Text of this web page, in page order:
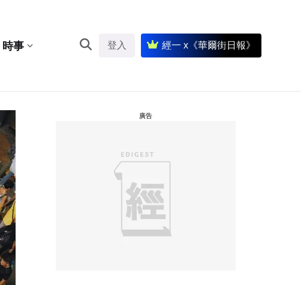
時事 登入 經一 x《華爾街日報》
廣告